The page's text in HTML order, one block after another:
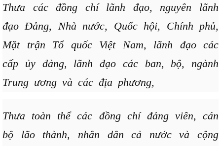
Thưa các đồng chí lãnh đạo, nguyên lãnh
đạo Đảng, Nhà nước, Quốc hội, Chính phủ,
Mặt trận Tổ quốc Việt Nam, lãnh đạo các
cấp ủy đảng, lãnh đạo các ban, bộ, ngành
Trung ương và các địa phương,
Thưa toàn thể các đồng chí đảng viên, cán
bộ lão thành, nhân dân cả nước và cộng